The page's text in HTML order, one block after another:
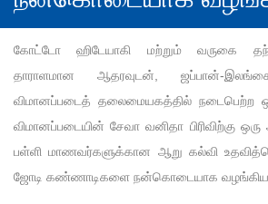
கோட்டோ ஹிடேயாகி மற்றும் வருகை தந்த
தாராளமான ஆதரவுடன், ஜப்பான்-
விமானப்படைத் தலைமையகத்தில் நடைபெற்ற
விமானப்படையின் சேவா வனிதா பிரிவிற்கு
பள்ளி மாணவர்களுக்கான ஆறு கல்வி
ஜோடி கண்ணாடிகளை நன்கொடையாக